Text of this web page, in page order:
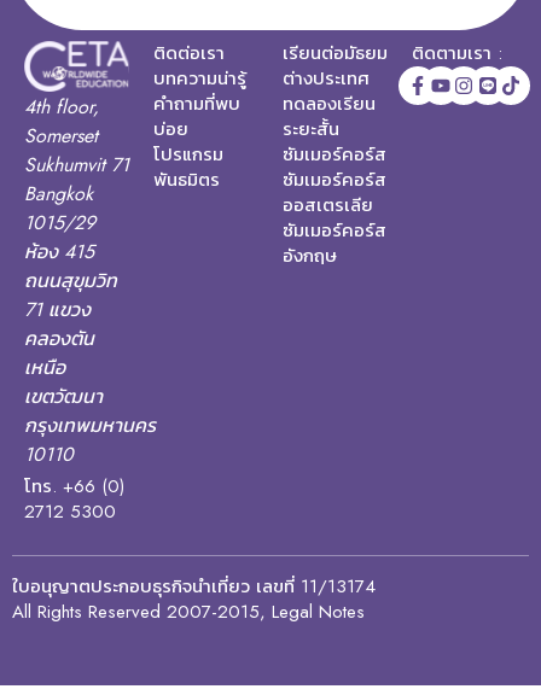
4th floor,
Somerset
Sukhumvit 71
Bangkok
1015/29
ห้อง 415
ถนนสุขุมวิท
71 แขวง
คลองตัน
เหนือ
เขตวัฒนา
กรุงเทพมหานคร
10110
โทร. +66 (0)
2712 5300
ติดต่อเรา
บทความน่ารู้
คำถามที่พบ
บ่อย
โปรแกรม
พันธมิตร
เรียนต่อมัธยม
ต่างประเทศ
ทดลองเรียน
ระยะสั้น
ซัมเมอร์คอร์ส
ซัมเมอร์คอร์ส
ออสเตรเลีย
ซัมเมอร์คอร์ส
อังกฤษ
ติดตามเรา :
ใบอนุญาตประกอบธุรกิจนำเที่ยว เลขที่ 11/13174
All Rights Reserved 2007-2015, Legal Notes